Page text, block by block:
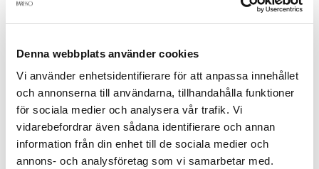
Denna webbplats använder cookies
Vi använder enhetsidentifierare för att anpassa innehållet
och annonserna till användarna, tillhandahålla funktioner
för sociala medier och analysera vår trafik. Vi
vidarebefordrar även sådana identifierare och annan
information från din enhet till de sociala medier och
annons- och analysföretag som vi samarbetar med.
syrabaserad färg från ledande varumärken. ** jämfört med
Produktdetaljer
Recensioner